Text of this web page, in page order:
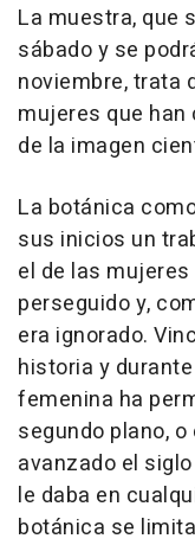
La muestra, que
sábado y se
noviembre, trata
mujeres que
de la imagen
La botánica
sus inicios un
el de las
perseguido y,
era ignorado.
historia y
femenina ha
segundo plano,
avanzado el
le daba en
botánica se